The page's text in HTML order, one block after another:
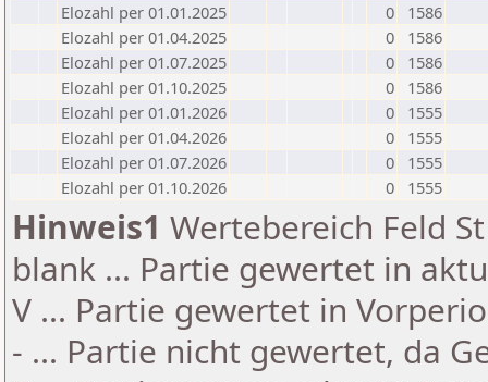
Elozahl per 01.01.2025
0
1586
Elozahl per 01.04.2025
0
1586
Elozahl per 01.07.2025
0
1586
Elozahl per 01.10.2025
0
1586
Elozahl per 01.01.2026
0
1555
Elozahl per 01.04.2026
0
1555
Elozahl per 01.07.2026
0
1555
Elozahl per 01.10.2026
0 1555
Hinweis1 Wertebereich Feld
blank ... Partie gewertet in
V ... Partie gewertet in
- ... Partie nicht gewertet, da